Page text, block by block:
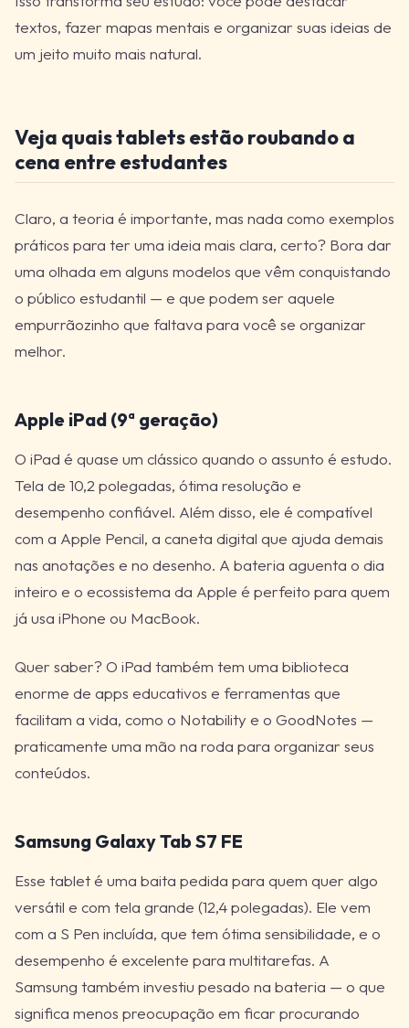
textos, fazer mapas mentais e organizar suas ideias de
um jeito muito mais natural.
Veja quais tablets estão roubando a
cena entre estudantes
Claro, a teoria é importante, mas nada como exemplos
práticos para ter uma ideia mais clara, certo? Bora dar
uma olhada em alguns modelos que vêm conquistando
o público estudantil — e que podem ser aquele
empurrãozinho que faltava para você se organizar
melhor.
Apple iPad (9ª geração)
O iPad é quase um clássico quando o assunto é estudo.
Tela de 10,2 polegadas, ótima resolução e
desempenho confiável. Além disso, ele é compatível
com a Apple Pencil, a caneta digital que ajuda demais
nas anotações e no desenho. A bateria aguenta o dia
inteiro e o ecossistema da Apple é perfeito para quem
já usa iPhone ou MacBook.
Quer saber? O iPad também tem uma biblioteca
enorme de apps educativos e ferramentas que
facilitam a vida, como o Notability e o GoodNotes —
praticamente uma mão na roda para organizar seus
conteúdos.
Samsung Galaxy Tab S7 FE
Esse tablet é uma baita pedida para quem quer algo
versátil e com tela grande (12,4 polegadas). Ele vem
com a S Pen incluída, que tem ótima sensibilidade, e o
desempenho é excelente para multitarefas. A
Samsung também investiu pesado na bateria — o que
significa menos preocupação em ficar procurando